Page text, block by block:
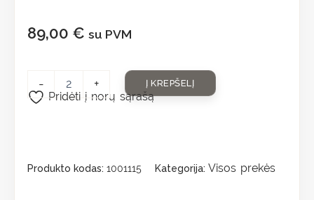
89,00 € su PVM
- + Į KREPŠELĮ
Produkto kodas: 1001115 Kategorija: Visos prekės
Pridėti į norų sąrašą